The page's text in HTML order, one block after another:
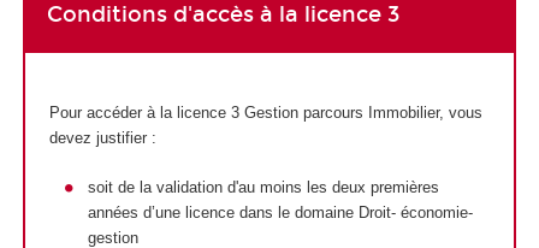
Conditions d'accès à la licence 3
Pour accéder à la licence 3 Gestion parcours Immobilier, vous
devez justifier :
soit de la validation d'au moins les deux premières
années d’une licence dans le domaine Droit- économie-
gestion